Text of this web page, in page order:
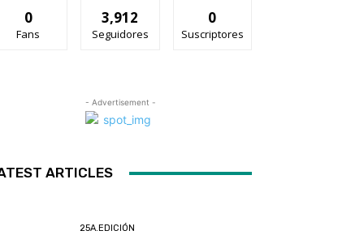
0
Fans
3,912
Seguidores
0
Suscriptores
- Advertisement -
ARTICLES
25A.EDICIÓN